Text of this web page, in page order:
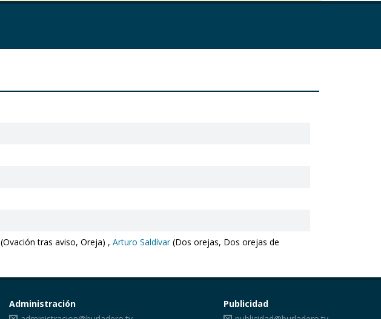
(Ovación tras aviso, Oreja) , Arturo Saldívar(Dos orejas, Dos orejas de
Administración
Publicidad